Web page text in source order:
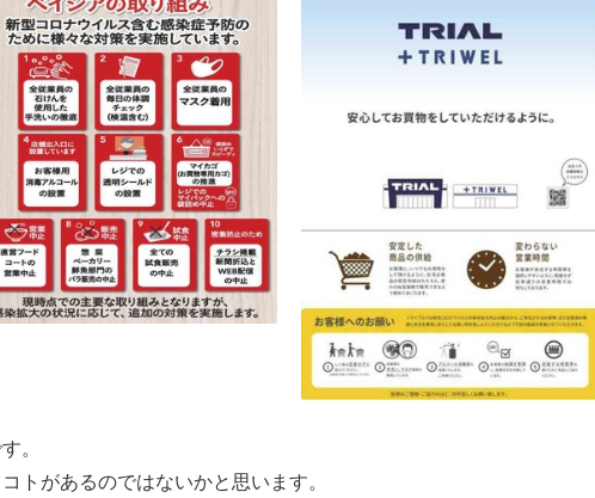
。
トがあるのではないかと思います。